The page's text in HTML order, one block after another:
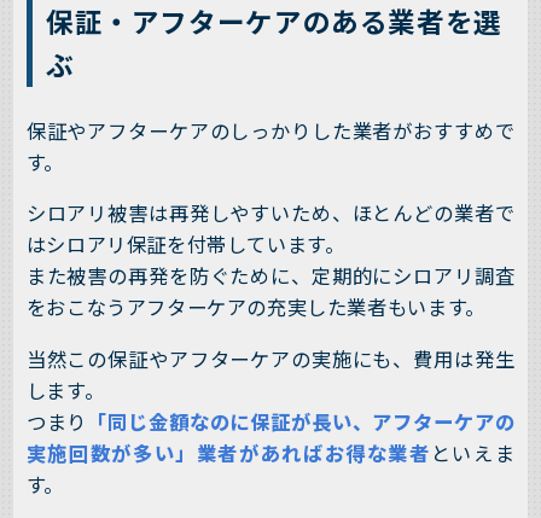
保証・アフターケアのある業者を選
ぶ
保証やアフターケアのしっかりした業者がおすすめで
す。
シロアリ被害は再発しやすいため、ほとんどの業者で
はシロアリ保証を付帯しています。
また被害の再発を防ぐために、定期的にシロアリ調査
をおこなうアフターケアの充実した業者もいます。
当然この保証やアフターケアの実施にも、費用は発生
します。
つまり 「同じ金額なのに保証が長い、アフターケアの
実施回数が多い」業者があればお得な業者 といえま
す。